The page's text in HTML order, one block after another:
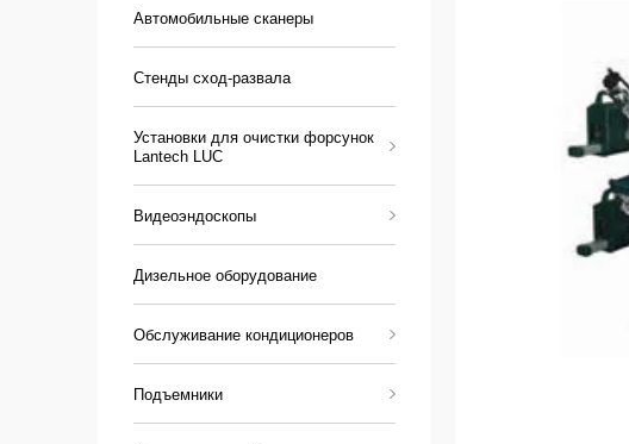
Автомобильные сканеры
Стенды сход-развала
Установки для очистки форсунок
Lantech LUC
Видеоэндоскопы
Дизельное оборудование
Обслуживание кондиционеров
Подъемники